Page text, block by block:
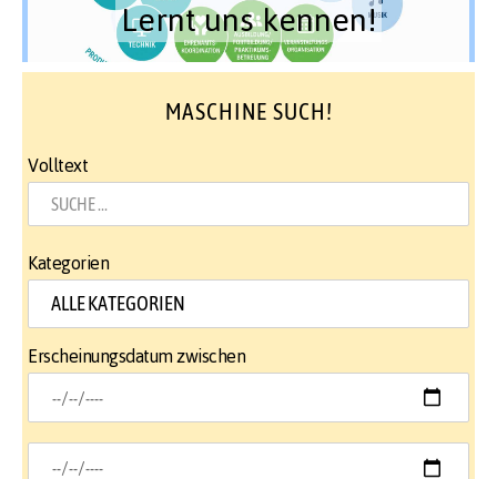
Lernt uns kennen!
MASCHINE SUCH!
Volltext
Kategorien
Erscheinungsdatum zwischen